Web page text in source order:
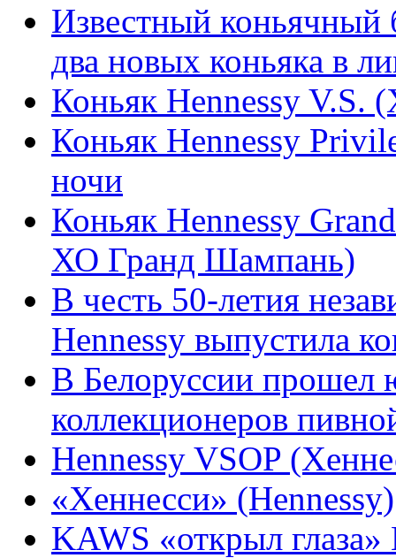
Известный коньячный
два новых коньяка в
Коньяк Hennessy V.S.
Коньяк Hennessy
ночи
Коньяк Hennessy
ХО Гранд Шампань)
В честь 50-летия
Hennessy выпустила
В Белоруссии прошел
коллекционеров
Hennessy VSOP
«Хеннесси» (Hennessy)
KAWS «открыл глаза»